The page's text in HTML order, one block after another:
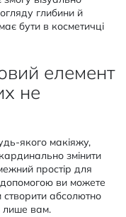
глибини й
бути в косметичці
елемент
не
якого макіяжу,
змінити
простір для
допомогою ви можете
абсолютно
лише вам.